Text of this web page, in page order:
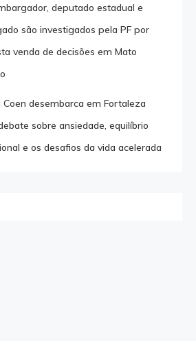
deputado estadual e
são investigados pela PF por
venda de decisões em Mato
Coen desembarca em Fortaleza
sobre ansiedade, equilíbrio
e os desafios da vida acelerada